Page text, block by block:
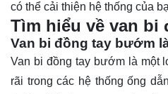
có thể cải thiện hệ thống của
Tìm hiểu về van bi
Van bi đồng tay bướm
Van bi đồng tay bướm là một
rãi trong các hệ thống ống